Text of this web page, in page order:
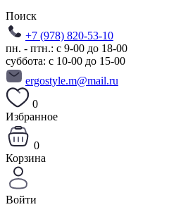
Поиск
+7 (978) 820-53-10
пн. - птн.: с 9-00 до 18-00
суббота: с 10-00 до 15-00
ergostyle.m@mail.ru
0
Избранное
0
Корзина
Войти